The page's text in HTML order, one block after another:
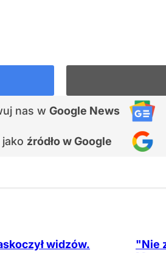
nas w Google News
jako źródło w Google
widzów.
"Nie